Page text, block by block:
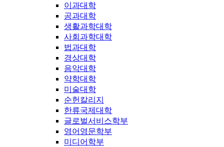
이과대학
공과대학
생활과학대학
사회과학대학
법과대학
경상대학
음악대학
약학대학
미술대학
순헌칼리지
한류국제대학
글로벌서비스학부
영어영문학부
미디어학부